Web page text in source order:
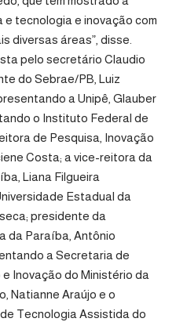
tecnologia e inovação com
diversas áreas”, disse.
pelo secretário Claudio
do Sebrae/PB, Luiz
a Unipê, Glauber
o Instituto Federal de
de Pesquisa, Inovação
Costa; a vice-reitora da
Liana Filgueira
Estadual da
presidente da
da Paraíba, Antônio
a Secretaria de
Inovação do Ministério da
Natianne Araújo e o
Tecnologia Assistida do